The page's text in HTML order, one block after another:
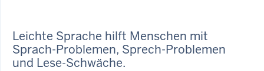
Leichte Sprache hilft Menschen mit
Sprach-Problemen, Sprech-Problemen
und Lese-Schwäche.